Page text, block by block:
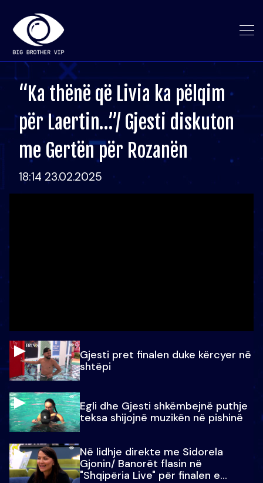
“Ka thënë që Livia ka pëlqim
për Laertin…”/ Gjesti diskuton
me Gertën për Rozanën
18:14 23.02.2025
Gjesti pret finalen duke kërcyer në
shtëpi
Egli dhe Gjesti shkëmbejnë puthje
teksa shijojnë muzikën në pishinë
Në lidhje direkte me Sidorela
Gjonin/ Banorët flasin në
"Shqipëria Live" për finalen e